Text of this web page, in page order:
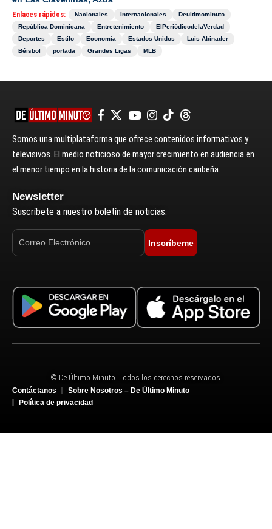
Enlaces rápidos: Nacionales Internacionales
Deultimominuto
República Dominicana
Entretenimiento
ElPeriódicodelaVerdad
Deportes
Estilo Economía Estados Unidos
Luis Abinader
Béisbol
portada Grandes Ligas MLB
Somos una multiplataforma que ofrece contenidos informativos y
televisivos. El medio noticioso de mayor crecimiento en audiencia en
el menor tiempo en la historia de la comunicación caribeña.
Newsletter
Suscríbete a nuestro boletín de noticias.
Inscríbeme
© De Último Minuto. Todos los derechos reservados.
Contáctanos
Sobre Nosotros – De Último Minuto
Política de privacidad